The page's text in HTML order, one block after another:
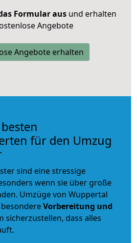
Formular ausund erhalten
Angebote
Angebote erhalten
für den Umzug
sind eine stressige
wenn sie über große
Umzüge von Wuppertal
Vorbereitung und
sicherzustellen, dass alles